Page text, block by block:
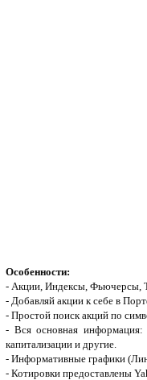
Особенности:
- Акции, Индексы, Фьючерсы,
- Добавляй акции к себе в
- Простой поиск акций по
- Вся основная
капитализации и другие.
- Информативные графики
- Котировки предоставлены